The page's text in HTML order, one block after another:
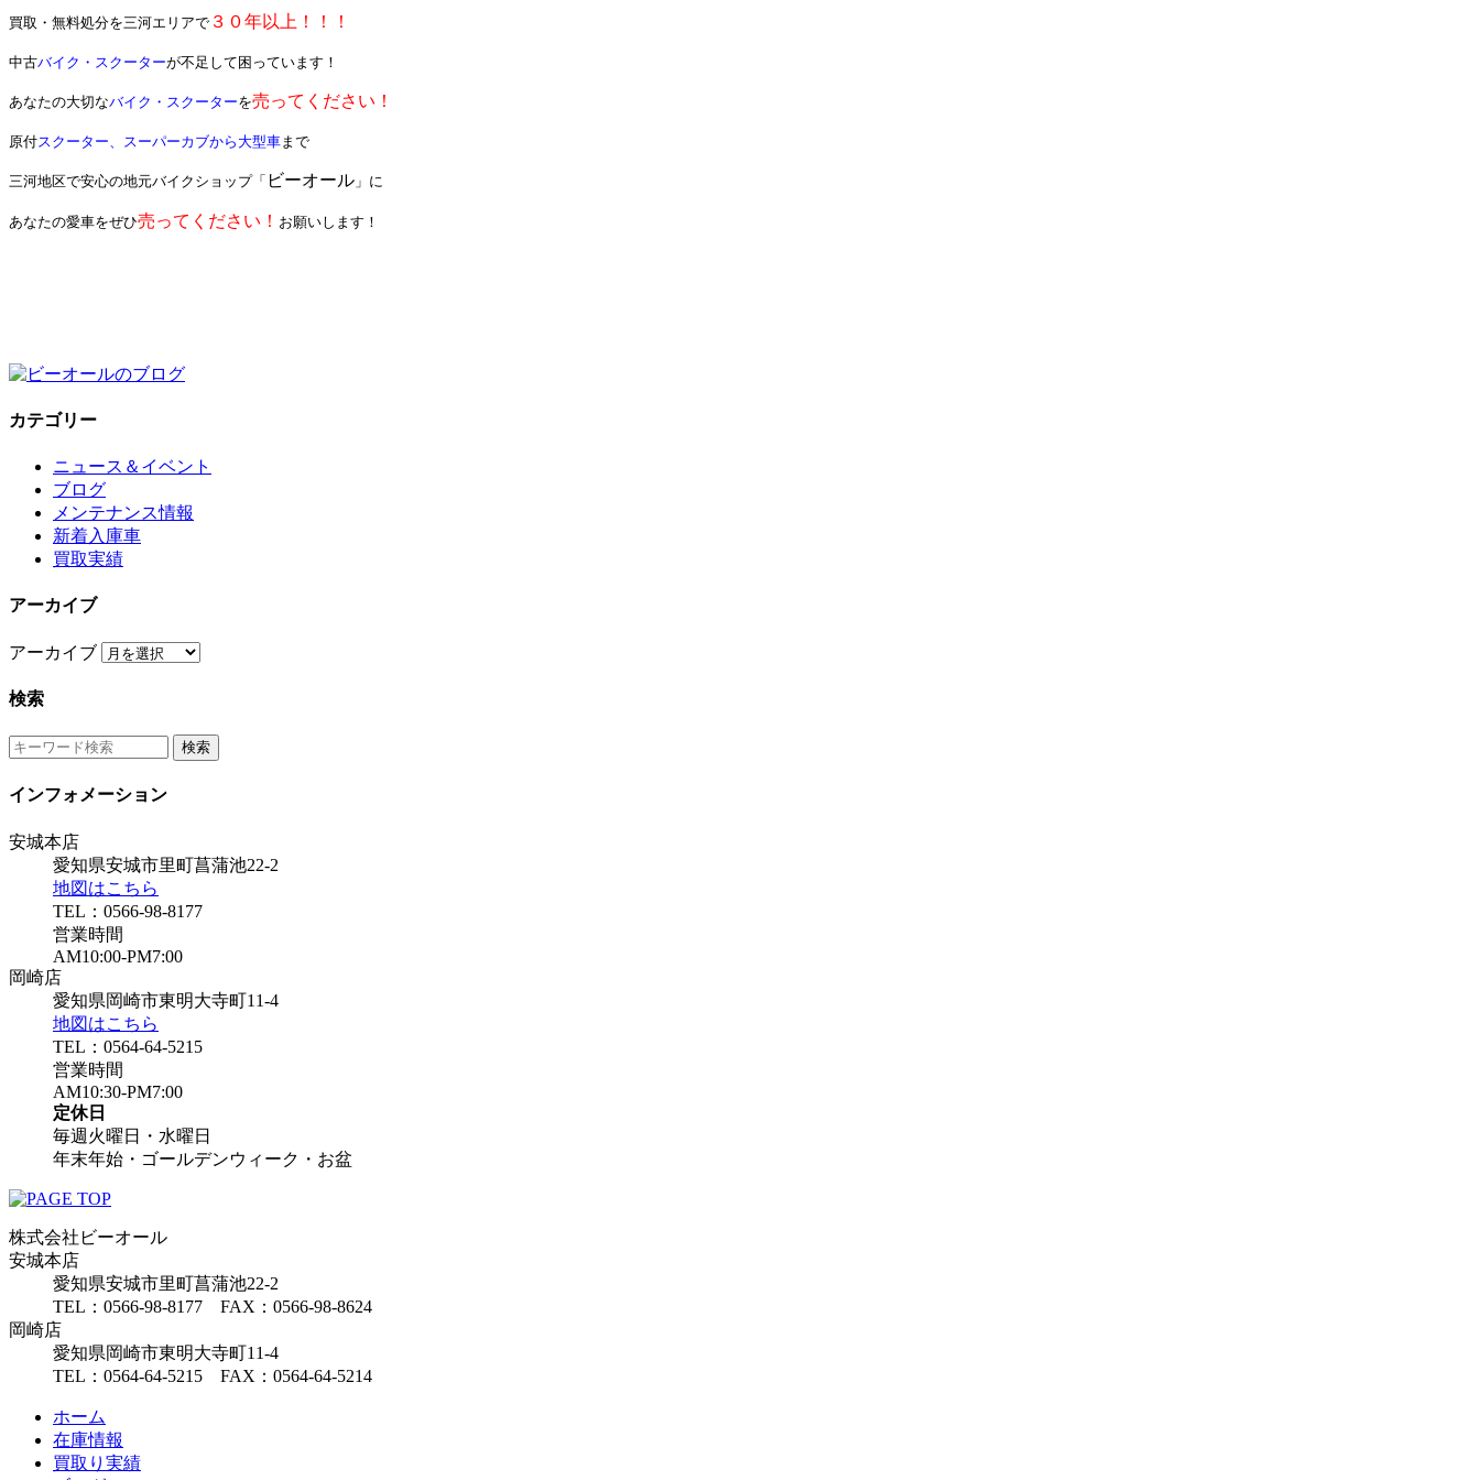
買取・無料処分を三河エリアで ３０年以上！！！
中古バイク・スクーターが不足して困っています！
あなたの大切なバイク・スクーターを売ってください！
原付スクーター、スーパーカブから大型車 まで
三河地区で安心の地元バイクショップ「 ビーオール 」に
あなたの愛車をぜひ売ってください！ お願いします！
カテゴリー
ニュース＆イベント
ブログ
メンテナンス情報
新着入庫車
買取実績
アーカイブ
アーカイブ
検索
インフォメーション
安城本店
愛知県安城市里町菖蒲池22-2
地図はこちら
TEL：0566-98-8177
営業時間
AM10:00-PM7:00
岡崎店
愛知県岡崎市東明大寺町11-4
地図はこちら
TEL：0564-64-5215
営業時間
AM10:30-PM7:00
定休日
毎週火曜日・水曜日
年末年始・ゴールデンウィーク・お盆
株式会社ビーオール
安城本店
愛知県安城市里町菖蒲池22-2
TEL：0566-98-8177 FAX：0566-98-8624
岡崎店
愛知県岡崎市東明大寺町11-4
TEL：0564-64-5215 FAX：0564-64-5214
ホーム
在庫情報
買取り実績